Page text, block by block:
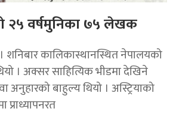
२५ वर्षमुनिका ७५ लेखक
शनिबार कालिकास्थानस्थित नेपालयको
। अक्सर साहित्यिक भीडमा देखिने
अनुहारको बाहुल्य थियो । अस्ट्रियाको
प्राध्यापनरत